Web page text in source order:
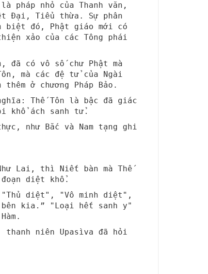
pháp nhỏ của Thanh văn,
Đại, Tiểu thừa. Sự phân
biệt đó, Phật giáo mới có
xảo của các Tông phái
đã có vô số chư Phật mà
mà các đệ tử của Ngài
ở chương Pháp Bảo.
Thế Tôn là bậc đã giác
khổ ách sanh tử.
như Bắc và Nam tạng ghi
Lai, thì Niết bàn mà Thế
diệt khổ.
diệt", "Vô minh diệt",
kia.” "Loại hết sanh y"
thanh niên Upasìva đã hỏi